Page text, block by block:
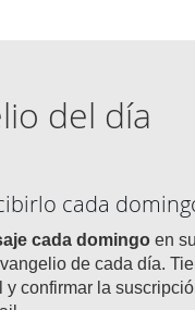
del día
cada
cada domingo en
de cada día.
y confirmar la